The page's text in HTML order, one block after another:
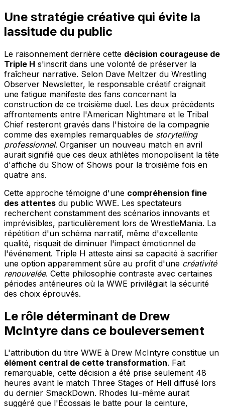
Une stratégie créative qui évite la
lassitude du public
Le raisonnement derrière cette décision courageuse de
Triple H s'inscrit dans une volonté de préserver la
fraîcheur narrative. Selon Dave Meltzer du Wrestling
Observer Newsletter, le responsable créatif craignait
une fatigue manifeste des fans concernant la
construction de ce troisième duel. Les deux précédents
affrontements entre l'American Nightmare et le Tribal
Chief resteront gravés dans l'histoire de la compagnie
comme des exemples remarquables de storytelling
professionnel. Organiser un nouveau match en avril
aurait signifié que ces deux athlètes monopolisent la tête
d'affiche du Show of Shows pour la troisième fois en
quatre ans.
Cette approche témoigne d'une compréhension fine
des attentes du public WWE. Les spectateurs
recherchent constamment des scénarios innovants et
imprévisibles, particulièrement lors de WrestleMania. La
répétition d'un schéma narratif, même d'excellente
qualité, risquait de diminuer l'impact émotionnel de
l'événement. Triple H atteste ainsi sa capacité à sacrifier
une option apparemment sûre au profit d'une créativité
renouvelée. Cette philosophie contraste avec certaines
périodes antérieures où la WWE privilégiait la sécurité
des choix éprouvés.
Le rôle déterminant de Drew
McIntyre dans ce bouleversement
L'attribution du titre WWE à Drew McIntyre constitue un
élément central de cette transformation. Fait
remarquable, cette décision a été prise seulement 48
heures avant le match Three Stages of Hell diffusé lors
du dernier SmackDown. Rhodes lui-même aurait
suggéré que l'Écossais le batte pour la ceinture,